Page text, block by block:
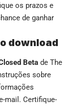
os prazos e
de ganhar
download
Beta de The
sobre
mail. Certifique-